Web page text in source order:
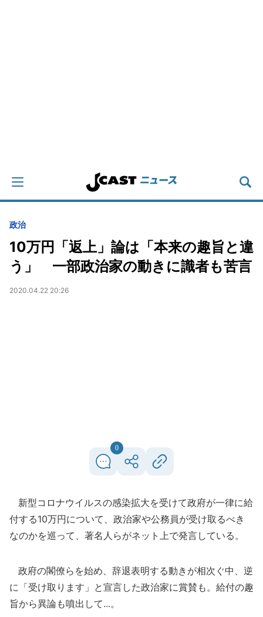
政治
10万円「返上」論は「本来の趣旨と違
う」 一部政治家の動きに識者も苦言
2020.04.22 20:26
0
新型コロナウイルスの感染拡大を受けて政府が一律に給
付する10万円について、政治家や公務員が受け取るべき
なのかを巡って、著名人らがネット上で発言している。
政府の閣僚らを始め、辞退表明する動きが相次ぐ中、逆
に「受け取ります」と宣言した政治家に賞賛も。給付の趣
旨から異論も噴出して...。